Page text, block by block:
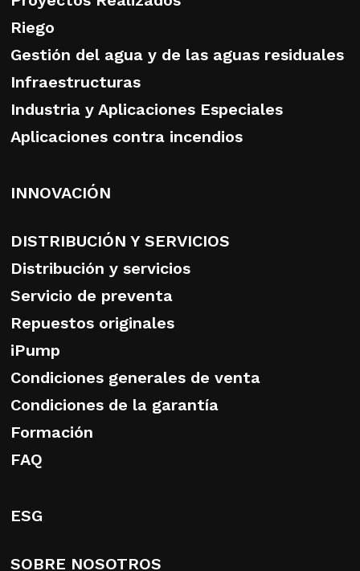
Riego
Gestión del agua y de las aguas residuales
Infraestructuras
Industria y Aplicaciones Especiales
Aplicaciones contra incendios
INNOVACIÓN
DISTRIBUCIÓN Y SERVICIOS
Distribución y servicios
Servicio de preventa
Repuestos originales
iPump
Condiciones generales de venta
Condiciones de la garantía
Formación
FAQ
ESG
SOBRE NOSOTROS